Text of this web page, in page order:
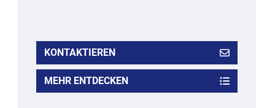
KONTAKTIEREN
MEHR ENTDECKEN